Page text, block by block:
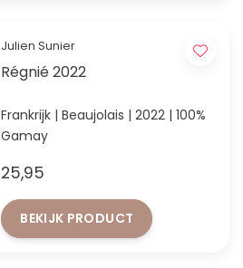
Julien Sunier
Régnié 2022
Frankrijk | Beaujolais | 2022 | 100%
Gamay
25,95
BEKIJK PRODUCT